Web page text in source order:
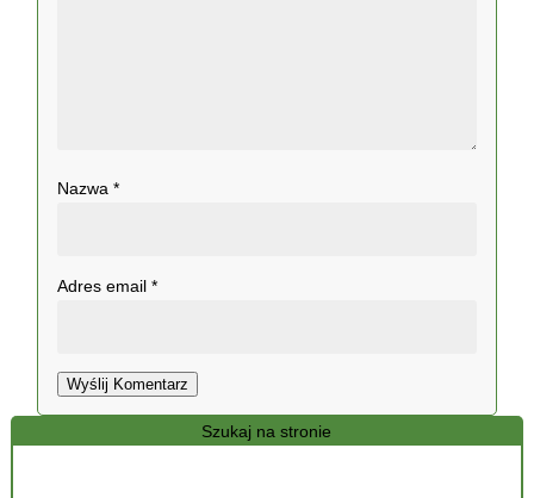
Szukaj na stronie
Nazwa*
Adres email*
Wyślij Komentarz